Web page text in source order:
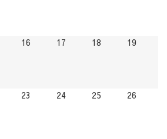
2026.07.15
16 2026.07.16
17 2026.07.17
18 2026.07.18
19
2026.07.22
23 2026.07.23
242026.07.24
25 2026.07.25
26